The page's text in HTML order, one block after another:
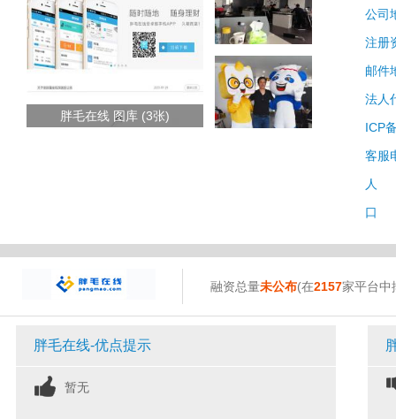
胖毛在线 图库 (3张)
公司
注册
邮件
法人
ICP
客服
人
口
融资总量未公布(在2157家平台中
胖毛在线-优点提示
暂无